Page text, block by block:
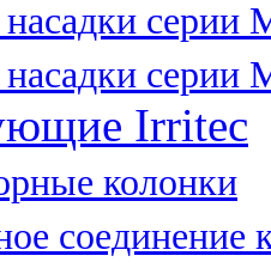
серии
серии
Irritec
колонки
соединение